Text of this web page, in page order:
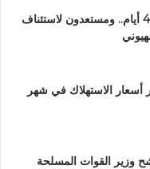
الحوثي: سنمنح مهلة 4 أيام.. ومستعدون لاستئناف
أسعار الاستهلاك في شهر
وزير القوات المسلحة